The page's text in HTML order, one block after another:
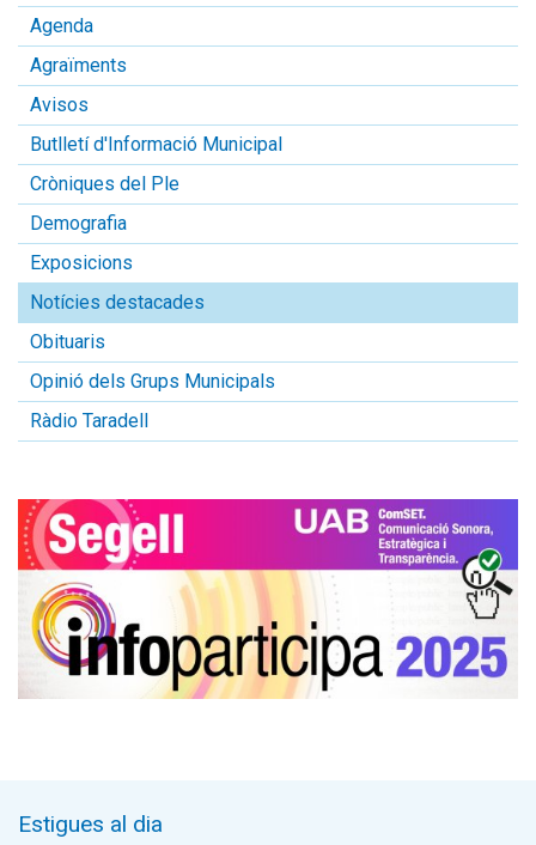
Agenda
Agraïments
Avisos
Butlletí d'Informació Municipal
Cròniques del Ple
Demografia
Exposicions
Notícies destacades
Obituaris
Opinió dels Grups Municipals
Ràdio Taradell
Estigues al dia